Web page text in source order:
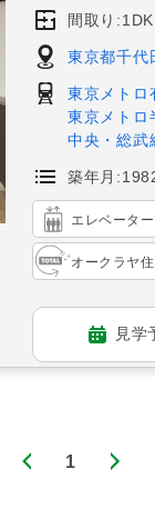
間取り:1DK
東京都千代
東京メトロ
東京メトロ
中央・総武
築年月
エレベーター
オークラヤ
見学
1